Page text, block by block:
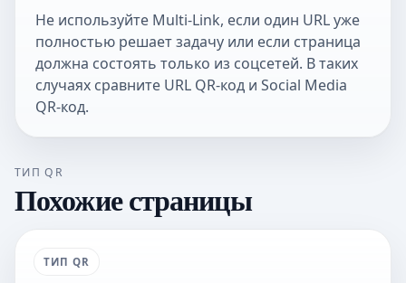
Не используйте Multi-Link, если один URL уже
полностью решает задачу или если страница
должна состоять только из соцсетей. В таких
случаях сравните URL QR-коди Social Media
QR-код.
ТИП QR
Похожие страницы
ТИП QR